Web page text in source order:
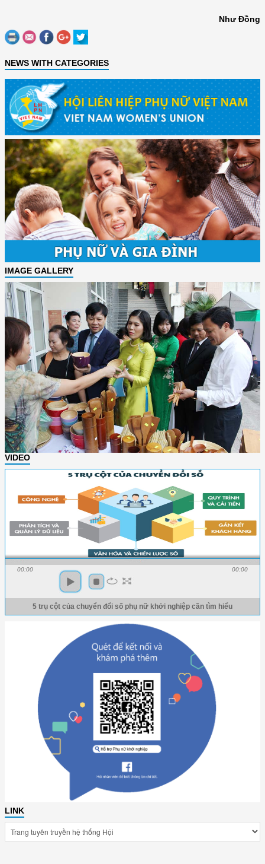
Như Đồng
NEWS WITH CATEGORIES
IMAGE GALLERY
VIDEO
00:00 00:00
5 trụ cột của chuyển đổi số phụ nữ khởi nghiệp cần tìm hiểu
LINK